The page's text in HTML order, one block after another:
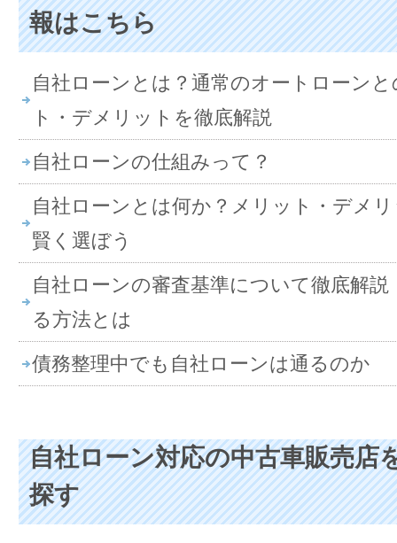
報はこちら
自社ローンとは？通常のオートローン
ト・デメリットを徹底解説
自社ローンの仕組みって？
自社ローンとは何か？メリット・デメ
賢く選ぼう
自社ローンの審査基準について徹底解
る方法とは
債務整理中でも自社ローンは通るのか
自社ローン対応の中古車販売店
探す